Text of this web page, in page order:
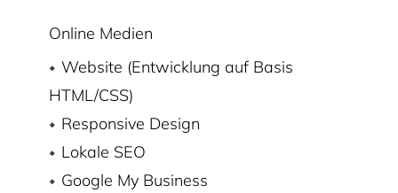
Online Medien
Website (Entwicklung auf Basis
HTML/CSS)
Responsive Design
Lokale SEO
Google My Business